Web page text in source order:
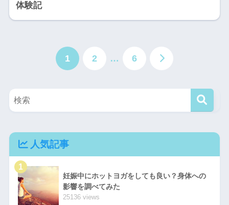
体験記
1 2 … 6
人気記事
1
妊娠中にホットヨガをしても良い？身体への
影響を調べてみた
25136 views